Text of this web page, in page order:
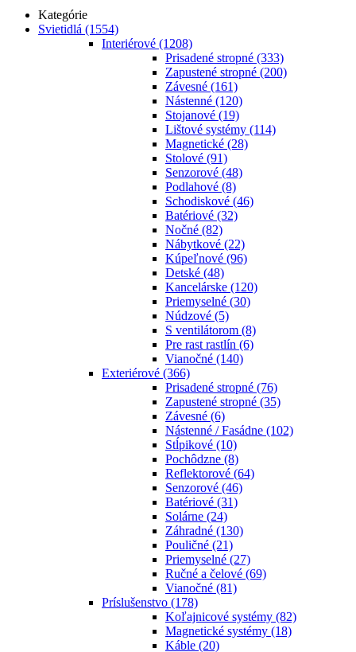
Kategórie
Svietidlá (1554)
Interiérové (1208)
Prisadené stropné (333)
Zapustené stropné (200)
Závesné (161)
Nástenné (120)
Stojanové (19)
Lištové systémy (114)
Magnetické (28)
Stolové (91)
Senzorové (48)
Podlahové (8)
Schodiskové (46)
Batériové (32)
Nočné (82)
Nábytkové (22)
Kúpeľnové (96)
Detské (48)
Kancelárske (120)
Priemyselné (30)
Núdzové (5)
S ventilátorom (8)
Pre rast rastlín (6)
Vianočné (140)
Exteriérové (366)
Prisadené stropné (76)
Zapustené stropné (35)
Závesné (6)
Nástenné / Fasádne (102)
Stĺpikové (10)
Pochôdzne (8)
Reflektorové (64)
Senzorové (46)
Batériové (31)
Solárne (24)
Záhradné (130)
Pouličné (21)
Priemyselné (27)
Ručné a čelové (69)
Vianočné (81)
Príslušenstvo (178)
Koľajnicové systémy (82)
Magnetické systémy (18)
Káble (20)